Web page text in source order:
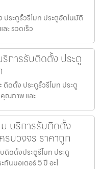
ระตูรั้วรีโมท ประตูอัตโนมัติ
ะ รวดเร็ว
การรับติดตั้ง ประตู
ดตั้ง ประตูรั้วรีโมท ประตู
ณภาพ และ
บริการรับติดตั้ง
บวงจร ราคาถูก
ติดตั้งประตูรีโมท ประตู
นมอเตอร์ 5 ปี อะไ